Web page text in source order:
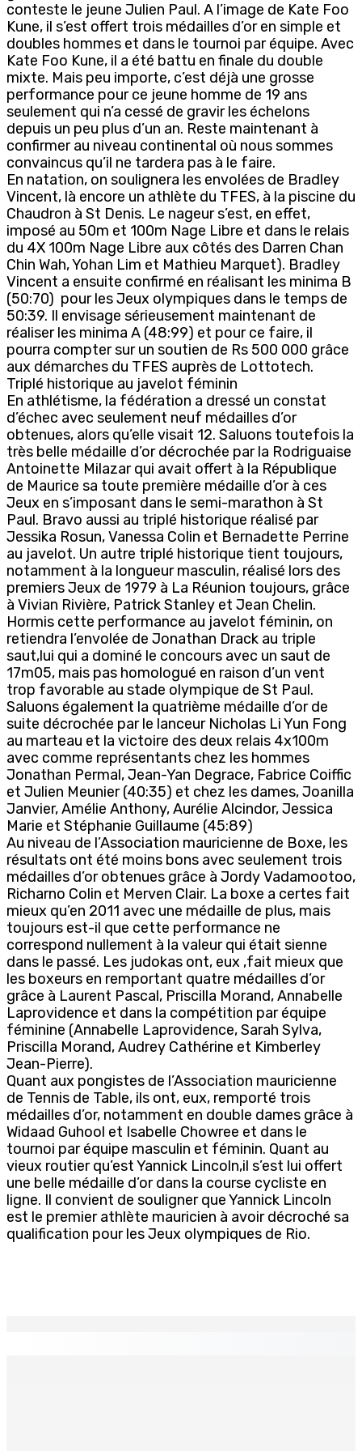
conteste le jeune Julien Paul. A l’image de Kate Foo
Kune, il s’est offert trois médailles d’or en simple et
doubles hommes et dans le tournoi par équipe. Avec
Kate Foo Kune, il a été battu en finale du double
mixte. Mais peu importe, c’est déjà une grosse
performance pour ce jeune homme de 19 ans
seulement qui n’a cessé de gravir les échelons
depuis un peu plus d’un an. Reste maintenant à
confirmer au niveau continental où nous sommes
convaincus qu’il ne tardera pas à le faire.
En natation, on soulignera les envolées de Bradley
Vincent, là encore un athlète du TFES, à la piscine du
Chaudron à St Denis. Le nageur s’est, en effet,
imposé au 50m et 100m Nage Libre et dans le relais
du 4X 100m Nage Libre aux côtés des Darren Chan
Chin Wah, Yohan Lim et Mathieu Marquet). Bradley
Vincent a ensuite confirmé en réalisant les minima B
(50:70) pour les Jeux olympiques dans le temps de
50:39. Il envisage sérieusement maintenant de
réaliser les minima A (48:99) et pour ce faire, il
pourra compter sur un soutien de Rs 500 000 grâce
aux démarches du TFES auprès de Lottotech.
Triplé historique au javelot féminin
En athlétisme, la fédération a dressé un constat
d’échec avec seulement neuf médailles d’or
obtenues, alors qu’elle visait 12. Saluons toutefois la
très belle médaille d’or décrochée par la Rodriguaise
Antoinette Milazar qui avait offert à la République
de Maurice sa toute première médaille d’or à ces
Jeux en s’imposant dans le semi-marathon à St
Paul. Bravo aussi au triplé historique réalisé par
Jessika Rosun, Vanessa Colin et Bernadette Perrine
au javelot. Un autre triplé historique tient toujours,
notamment à la longueur masculin, réalisé lors des
premiers Jeux de 1979 à La Réunion toujours, grâce
à Vivian Rivière, Patrick Stanley et Jean Chelin.
Hormis cette performance au javelot féminin, on
retiendra l’envolée de Jonathan Drack au triple
saut,lui qui a dominé le concours avec un saut de
17m05, mais pas homologué en raison d’un vent
trop favorable au stade olympique de St Paul.
Saluons également la quatrième médaille d’or de
suite décrochée par le lanceur Nicholas Li Yun Fong
au marteau et la victoire des deux relais 4x100m
avec comme représentants chez les hommes
Jonathan Permal, Jean-Yan Degrace, Fabrice Coiffic
et Julien Meunier (40:35) et chez les dames, Joanilla
Janvier, Amélie Anthony, Aurélie Alcindor, Jessica
Marie et Stéphanie Guillaume (45:89)
Au niveau de l’Association mauricienne de Boxe, les
résultats ont été moins bons avec seulement trois
médailles d’or obtenues grâce à Jordy Vadamootoo,
Richarno Colin et Merven Clair. La boxe a certes fait
mieux qu’en 2011 avec une médaille de plus, mais
toujours est-il que cette performance ne
correspond nullement à la valeur qui était sienne
dans le passé. Les judokas ont, eux ,fait mieux que
les boxeurs en remportant quatre médailles d’or
grâce à Laurent Pascal, Priscilla Morand, Annabelle
Laprovidence et dans la compétition par équipe
féminine (Annabelle Laprovidence, Sarah Sylva,
Priscilla Morand, Audrey Cathérine et Kimberley
Jean-Pierre).
Quant aux pongistes de l’Association mauricienne
de Tennis de Table, ils ont, eux, remporté trois
médailles d’or, notamment en double dames grâce à
Widaad Guhool et Isabelle Chowree et dans le
tournoi par équipe masculin et féminin. Quant au
vieux routier qu’est Yannick Lincoln,il s’est lui offert
une belle médaille d’or dans la course cycliste en
ligne. Il convient de souligner que Yannick Lincoln
est le premier athlète mauricien à avoir décroché sa
qualification pour les Jeux olympiques de Rio.